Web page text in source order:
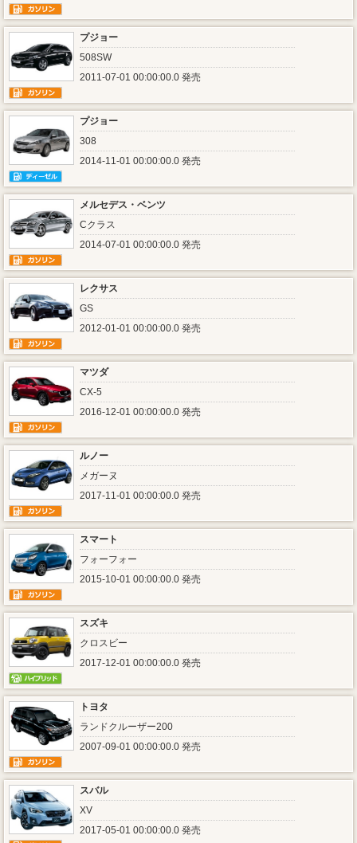
プジョー
508SW
2011-07-01 00:00:00.0 発売
プジョー
308
2014-11-01 00:00:00.0 発売
メルセデス・ベンツ
Cクラス
2014-07-01 00:00:00.0 発売
レクサス
GS
2012-01-01 00:00:00.0 発売
マツダ
CX-5
2016-12-01 00:00:00.0 発売
ルノー
メガーヌ
2017-11-01 00:00:00.0 発売
スマート
フォーフォー
2015-10-01 00:00:00.0 発売
スズキ
クロスビー
2017-12-01 00:00:00.0 発売
トヨタ
ランドクルーザー200
2007-09-01 00:00:00.0 発売
スバル
XV
2017-05-01 00:00:00.0 発売